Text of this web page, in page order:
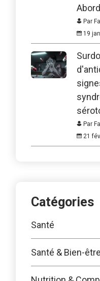
Par
19
Par
21
Catégories
Santé
Santé & Bien-être